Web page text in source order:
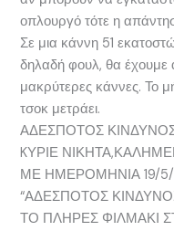
οπλουργό τότε η
Σε μια κάννη 51
δηλαδή φουλ, θα
μακρύτερες κάννες. Το
τσοκ μετράει.
ΑΔΕΣΠΟΤΟΣ
KΥΡΙΕ
ΜΕ ΗΜΕΡΟΜΗΝΙΑ 19/5/
“ΑΔΕΣΠΟΤΟΣ
ΤΟ ΠΛΗΡΕΣ ΦΙΛΜΑΚΙ